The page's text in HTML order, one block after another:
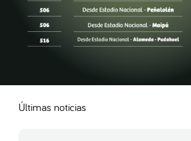
Últimas noticias